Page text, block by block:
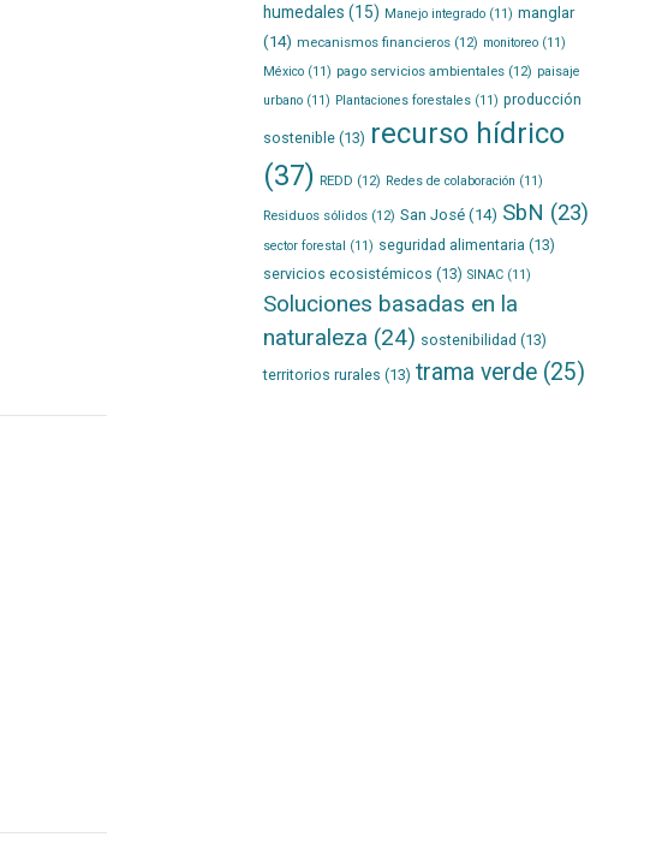
humedales (15) Manejo integrado(11) manglar
(14) mecanismos financieros(12) monitoreo(11)
México(11) pago servicios ambientales(12) paisaje
urbano(11) Plantaciones forestales(11) producción
sostenible(13) recurso hídrico
(37) REDD (12) Redes de colaboración (11)
Residuos sólidos(12) San José(14) SbN (23)
sector forestal (11) seguridad alimentaria (13)
servicios ecosistémicos (13) SINAC(11)
Soluciones basadas en la
naturaleza (24) sostenibilidad (13)
territorios rurales (13) trama verde(25)